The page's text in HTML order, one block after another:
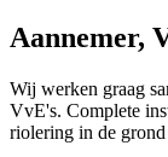
Aannemer,
Wij werken graag
VvE's. Complete
riolering in de grond